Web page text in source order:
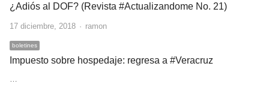
¿Adiós al DOF? (Revista #Actualizandome No. 21)
17 diciembre, 2018 Author
ramon
boletines
Impuesto sobre hospedaje: regresa a #Veracruz